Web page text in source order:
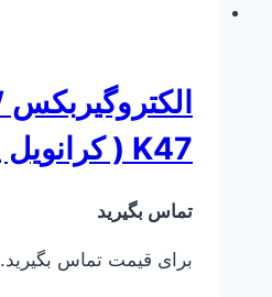
K47 ( کرانویل پینیون )
تماس بگیرید
برای قیمت تماس بگیرید.